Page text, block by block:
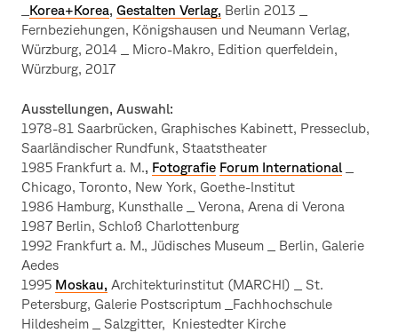
Korea+Korea, Gestalten Verlag, Berlin 2013 _
Fernbeziehungen, Königshausen und Neumann Verlag,
Würzburg, 2014 _ Micro-Makro, Edition querfeldein,
Würzburg, 2017
Ausstellungen, Auswahl:
1978-81 Saarbrücken, Graphisches Kabinett, Presseclub,
Saarländischer Rundfunk, Staatstheater
1985 Frankfurt a. M., Fotografie Forum International
Chicago, Toronto, New York, Goethe-Institut
1986 Hamburg, Kunsthalle _ Verona, Arena di Verona
1987 Berlin, Schloß Charlottenburg
1992 Frankfurt a. M., Jüdisches Museum _ Berlin, Galerie
Aedes
1995 Moskau, Architekturinstitut (MARCHI) _ St.
Petersburg, Galerie Postscriptum _Fachhochschule
Hildesheim _ Salzgitter, Kniestedter Kirche